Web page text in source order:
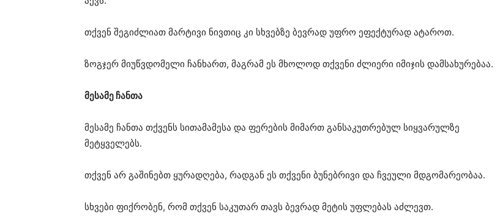
თქვენ შეგიძლიათ მარტივი ნივთიც კი სხვებზე ბევრად უფრო ეფექტურად ატაროთ.
ზოგჯერ მიუწვდომელი ჩანხართ, მაგრამ ეს მხოლოდ თქვენი ძლიერი იმიჯის დამსახურებაა.
მესამე ჩანთა
მესამე ჩანთა თქვენს სითამამესა და ფერების მიმართ განსაკუთრებულ სიყვარულზე
მეტყველებს.
თქვენ არ გაშინებთ ყურადღება, რადგან ეს თქვენი ბუნებრივი და ჩვეული მდგომარეობაა.
სხვები ფიქრობენ, რომ თქვენ საკუთარ თავს ბევრად მეტის უფლებას აძლევთ.